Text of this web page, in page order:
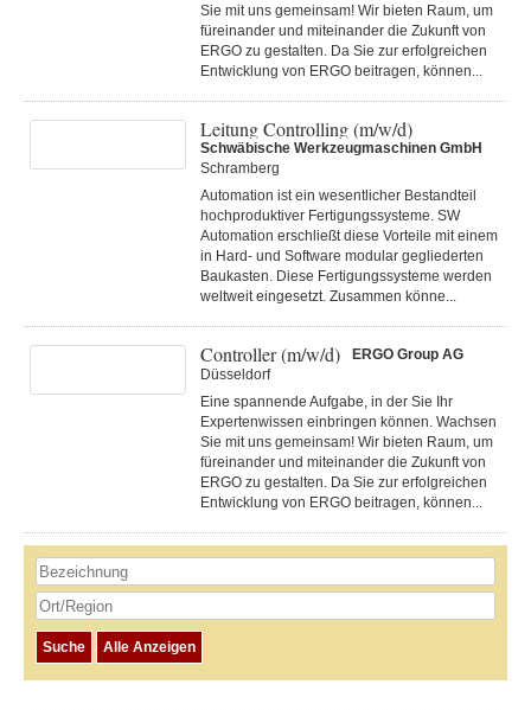
Sie mit uns gemeinsam! Wir bieten Raum, um
füreinander und miteinander die Zukunft von
ERGO zu gestalten. Da Sie zur erfolgreichen
Entwicklung von ERGO beitragen, können...
Leitung Controlling (m/w/d)
Schwäbische Werkzeugmaschinen GmbH
Schramberg
Automation ist ein wesentlicher Bestandteil
hochproduktiver Fertigungssysteme. SW
Automation erschließt diese Vorteile mit einem
in Hard- und Software modular gegliederten
Baukasten. Diese Fertigungs­systeme werden
weltweit eingesetzt. Zusammen könne...
Controller (m/w/d)
ERGO Group AG
Düsseldorf
Eine spannende Aufgabe, in der Sie Ihr
Expertenwissen einbringen können. Wachsen
Sie mit uns gemeinsam! Wir bieten Raum, um
füreinander und miteinander die Zukunft von
ERGO zu gestalten. Da Sie zur erfolgreichen
Entwicklung von ERGO beitragen, können...